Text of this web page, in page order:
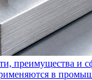
преимущества и
в